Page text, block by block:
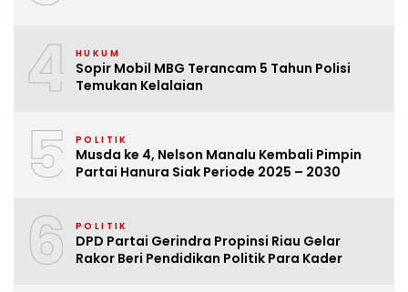
4
HUKUM
Sopir Mobil MBG Terancam 5 Tahun Polisi
Temukan Kelalaian
5 POLITIK
Musda ke 4, Nelson Manalu Kembali Pimpin
Partai Hanura Siak Periode 2025 – 2030
6 POLITIK
DPD Partai Gerindra Propinsi Riau Gelar
Rakor Beri Pendidikan Politik Para Kader